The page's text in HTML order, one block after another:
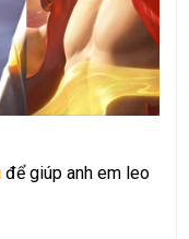
để giúp anh em leo